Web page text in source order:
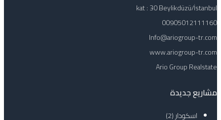
kat : 30 Beylikdüzü/İstanbul
00905012111160
Info@ariogroup-tr.com
www.ariogroup-tr.com
Ario Group Realstate
مشاريع جديدة
اسكودار(2)